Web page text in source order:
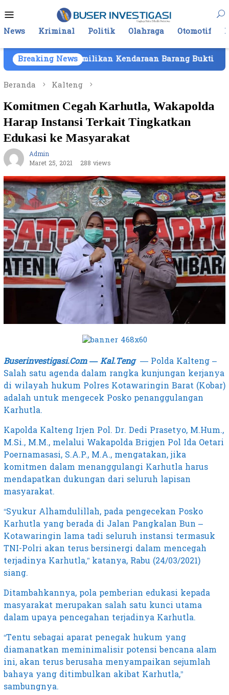
ke
kontenMobile
News Kriminal Politik Olahraga Otomotif
Breaking News
Kepemilikan Kendaraan Barang Bukti Atas Nama
Beranda
Kalteng
Komitmen Cegah Karhutla, Wakapolda
Harap Instansi Terkait Tingkatkan
Edukasi ke Masyarakat
Admin
Maret 25, 2021
288 views
Buserinvestigasi.Com — Kal.Teng— Polda Kalteng –
Salah satu agenda dalam rangka kunjungan kerjanya
di wilayah hukum Polres Kotawaringin Barat (Kobar)
adalah untuk mengecek Posko penanggulangan
Karhutla.
Kapolda Kalteng Irjen Pol. Dr. Dedi Prasetyo, M.Hum.,
M.Si., M.M., melalui Wakapolda Brigjen Pol Ida Oetari
Poernamasasi, S.A.P., M.A., mengatakan, jika
komitmen dalam menanggulangi Karhutla harus
mendapatkan dukungan dari seluruh lapisan
masyarakat.
“Syukur Alhamdulillah, pada pengecekan Posko
Karhutla yang berada di Jalan Pangkalan Bun –
Kotawaringin lama tadi seluruh instansi termasuk
TNI-Polri akan terus bersinergi dalam mencegah
terjadinya Karhutla,” katanya, Rabu (24/03/2021)
siang.
Ditambahkannya, pola pemberian edukasi kepada
masyarakat merupakan salah satu kunci utama
dalam upaya pencegahan terjadinya Karhutla.
“Tentu sebagai aparat penegak hukum yang
diamanatkan meminimalisir potensi bencana alam
ini, akan terus berusaha menyampaikan sejumlah
bahaya yang ditimbulkan akibat Karhutla,”
sambungnya.